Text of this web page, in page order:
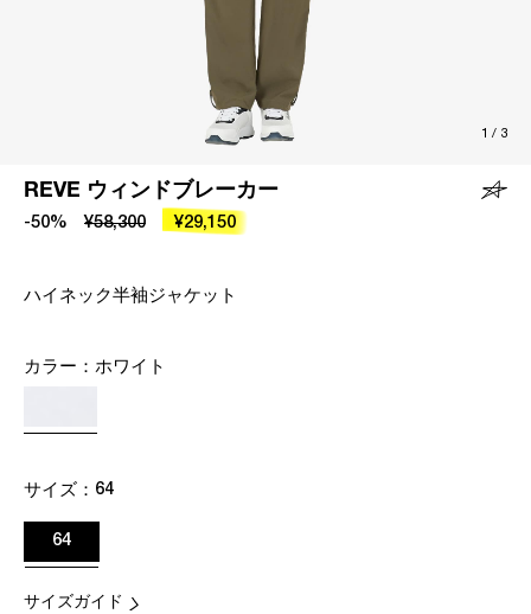
1 / 3
REVE ウィンドブレーカー
-50% ¥58,300 ¥29,150
ハイネック半袖ジャケット
カラー： ホワイト
サイズ： 64
64
サイズガイド